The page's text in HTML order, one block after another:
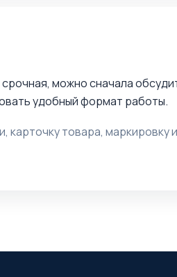
можно сначала
удобный формат работы.
карточку товара,